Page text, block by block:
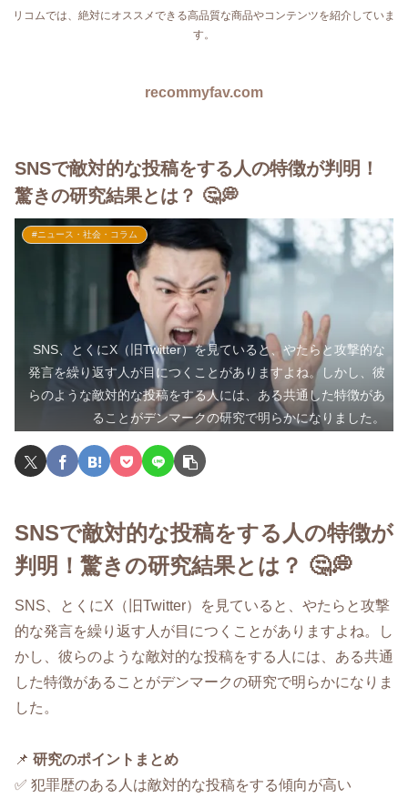
リコムでは、絶対にオススメできる高品質な商品やコンテンツを紹介していま
す。
recommyfav.com
SNSで敵対的な投稿をする人の特徴が判明！
驚きの研究結果とは？ 🤔💭
#ニュース・社会・コラム
SNS、とくにX（旧Twitter）を見ていると、やたらと攻撃的な
発言を繰り返す人が目につくことがありますよね。しかし、彼
らのような敵対的な投稿をする人には、ある共通した特徴があ
ることがデンマークの研究で明らかになりました。
SNSで敵対的な投稿をする人の特徴が
判明！驚きの研究結果とは？ 🤔💭
SNS、とくにX（旧Twitter）を見ていると、やたらと攻撃
的な発言を繰り返す人が目につくことがありますよね。し
かし、彼らのような敵対的な投稿をする人には、ある共通
した特徴があることがデンマークの研究で明らかになりま
した。
📌 研究のポイントまとめ
✅ 犯罪歴のある人は敵対的な投稿をする傾向が高い